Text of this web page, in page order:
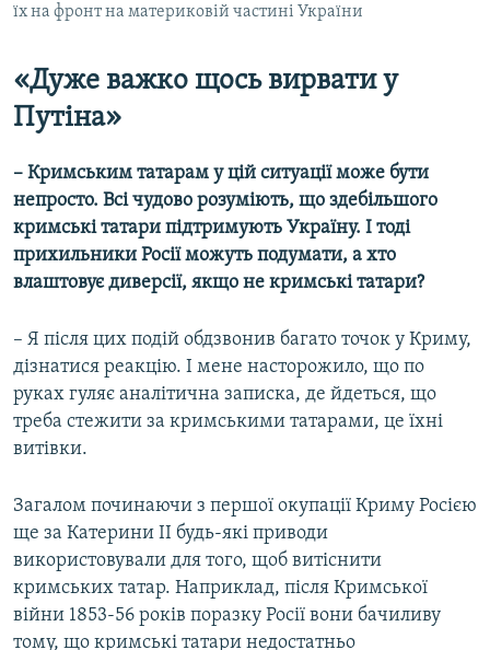
їх на фронт на материковій частині України
«Дуже важко щось вирвати у
Путіна»
– Кримським татарам у цій ситуації може бути
непросто. Всі чудово розуміють, що здебільшого
кримські татари підтримують Україну. І тоді
прихильники Росії можуть подумати, а хто
влаштовує диверсії, якщо не кримські татари?
– Я після цих подій обдзвонив багато точок у Криму,
дізнатися реакцію. І мене насторожило, що по
руках гуляє аналітична записка, де йдеться, що
треба стежити за кримськими татарами, це їхні
витівки.
Загалом починаючи з першої окупації Криму Росією
ще за Катерини II будь-які приводи
використовували для того, щоб витіснити
кримських татар. Наприклад, після Кримської
війни 1853-56 років поразку Росії вони бачиливу
тому, що кримські татари недостатньо